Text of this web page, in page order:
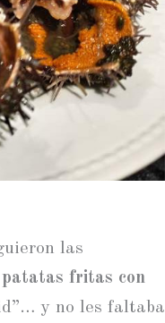
las
patatas fritas con
y no les faltaba